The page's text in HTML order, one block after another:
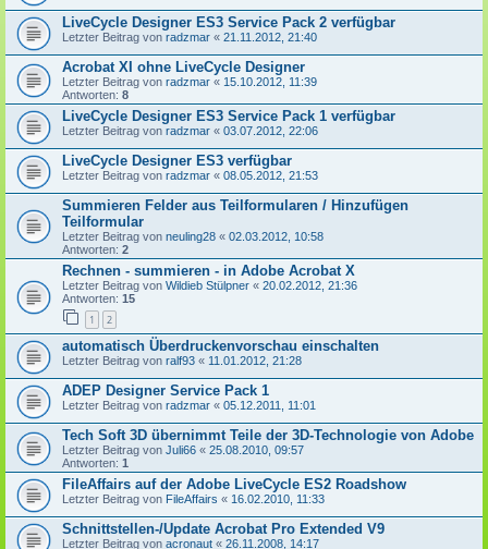
LiveCycle Designer ES3 Service Pack 2 verfügbar
Letzter Beitrag von radzmar « 21.11.2012, 21:40
Acrobat XI ohne LiveCycle Designer
Letzter Beitrag von radzmar « 15.10.2012, 11:39
Antworten: 8
LiveCycle Designer ES3 Service Pack 1 verfügbar
Letzter Beitrag von radzmar « 03.07.2012, 22:06
LiveCycle Designer ES3 verfügbar
Letzter Beitrag von radzmar « 08.05.2012, 21:53
Summieren Felder aus Teilformularen / Hinzufügen
Teilformular
Letzter Beitrag von neuling28 « 02.03.2012, 10:58
Antworten: 2
Rechnen - summieren - in Adobe Acrobat X
Letzter Beitrag von Wildieb Stülpner « 20.02.2012, 21:36
Antworten: 15
1 2
automatisch Überdruckenvorschau einschalten
Letzter Beitrag von ralf93 « 11.01.2012, 21:28
ADEP Designer Service Pack 1
Letzter Beitrag von radzmar « 05.12.2011, 11:01
Tech Soft 3D übernimmt Teile der 3D-Technologie von Adobe
Letzter Beitrag von Juli66 « 25.08.2010, 09:57
Antworten: 1
FileAffairs auf der Adobe LiveCycle ES2 Roadshow
Letzter Beitrag von FileAffairs « 16.02.2010, 11:33
Schnittstellen-/Update Acrobat Pro Extended V9
Letzter Beitrag von acronaut « 26.11.2008, 14:17